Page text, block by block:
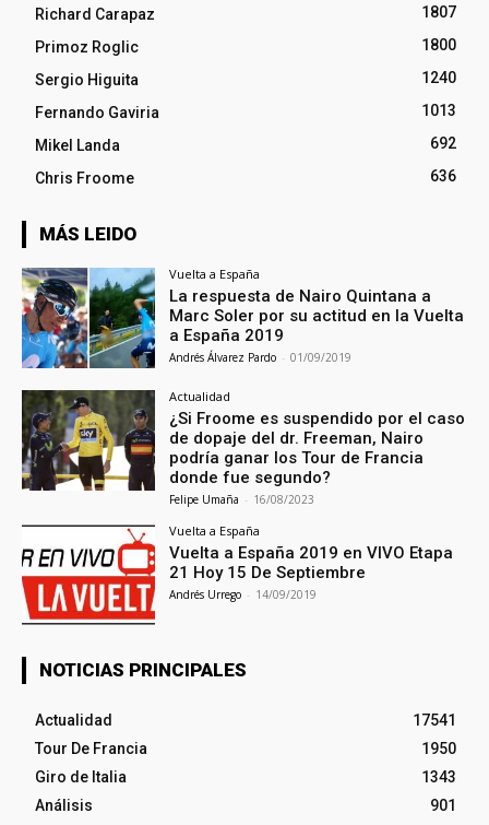
Richard Carapaz
1807
Primoz Roglic
1800
Sergio Higuita
1240
Fernando Gaviria
1013
Mikel Landa
692
Chris Froome
636
MÁS LEIDO
Vuelta a España
La respuesta de Nairo Quintana a
Marc Soler por su actitud en la Vuelta
a España 2019
Andrés Álvarez Pardo - 01/09/2019
Actualidad
¿Si Froome es suspendido por el caso
de dopaje del dr. Freeman, Nairo
podría ganar los Tour de Francia
donde fue segundo?
Felipe Umaña - 16/08/2023
Vuelta a España
Vuelta a España 2019 en VIVO Etapa
21 Hoy 15 De Septiembre
Andrés Urrego - 14/09/2019
NOTICIAS PRINCIPALES
Actualidad
17541
Tour De Francia
1950
Giro de Italia
1343
Análisis
901